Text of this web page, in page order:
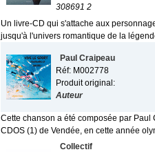
308691 2
Un livre-CD qui s'attache aux
jusqu'à l'univers romantique de la
Paul Craipeau
Réf: M002778
Produit original:
Auteur
Cette chanson a été composée par
CDOS (1) de Vendée, en cette année
Collectif